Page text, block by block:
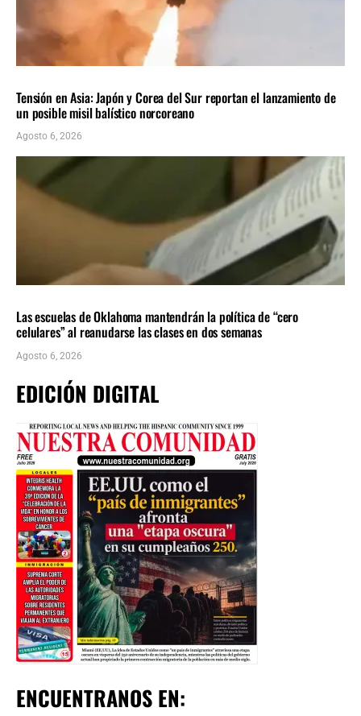
Tensión en Asia: Japón y Corea del Sur reportan el lanzamiento de
un posible misil balístico norcoreano
Agosto 6, 2026
Las escuelas de Oklahoma mantendrán la política de “cero
celulares” al reanudarse las clases en dos semanas
Agosto 6, 2026
EDICIÓN DIGITAL
ENCUENTRANOS EN: